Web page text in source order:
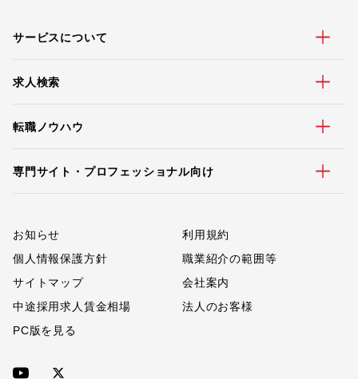
サービスについて
求人検索
転職ノウハウ
専門サイト・プロフェッショナル向け
お知らせ
利用規約
個人情報保護方針
職業紹介の範囲等
サイトマップ
会社案内
中途採用求人賃金相場
法人のお客様
PC版を見る